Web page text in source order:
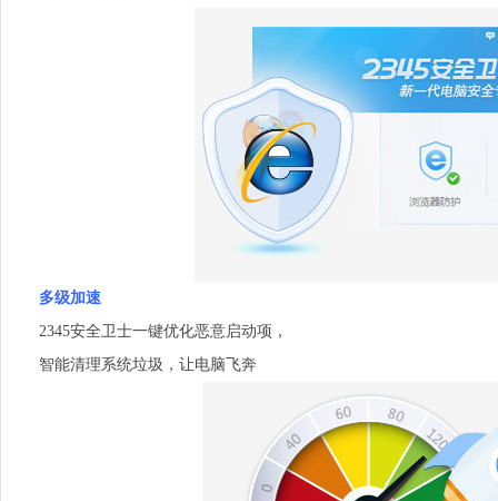
多级加速
2345安全卫士一键优化恶意启动项，
智能清理系统垃圾，让电脑飞奔